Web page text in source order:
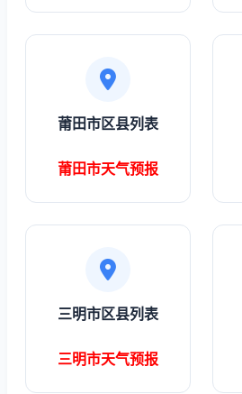
莆田市区县列表
莆田市天气预报
三明市区县列表
三明市天气预报